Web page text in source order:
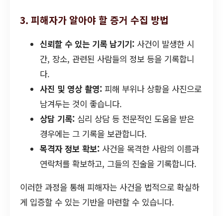
3. 피해자가 알아야 할 증거 수집 방법
신뢰할 수 있는 기록 남기기: 사건이 발생한 시
간, 장소, 관련된 사람들의 정보 등을 기록합니
다.
사진 및 영상 촬영: 피해 부위나 상황을 사진으로
남겨두는 것이 좋습니다.
상담 기록: 심리 상담 등 전문적인 도움을 받은
경우에는 그 기록을 보관합니다.
목격자 정보 확보: 사건을 목격한 사람의 이름과
연락처를 확보하고, 그들의 진술을 기록합니다.
이러한 과정을 통해 피해자는 사건을 법적으로 확실하
게 입증할 수 있는 기반을 마련할 수 있습니다.